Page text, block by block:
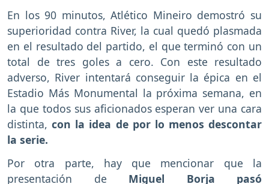
En los 90 minutos, Atlético Mineiro demostró su
superioridad contra River, la cual quedó plasmada
en el resultado del partido, el que terminó con un
total de tres goles a cero. Con este resultado
adverso, River intentará conseguir la épica en el
Estadio Más Monumental la próxima semana, en
la que todos sus aficionados esperan ver una cara
distinta,con la idea de por lo menos descontar
la serie.
Por otra parte, hay que mencionar que la
presentación de Miguel Borja pasó